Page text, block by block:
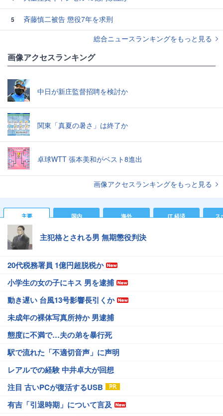
5
斉藤慎二被告 懲役7年を求刑
総合ニュースランキングをもっと見る
画像アクセスランキング
中日が新庄監督招聘を検討か
関東「真夏の暑さ」は終了か
卓球WTT 張本美和がベスト8進出
画像アクセスランキングをもっと見る
主要 国内 海外 IT 経済 ス
主犯格とされる男 無期懲役判決
20代税務署員 1億円超脱税か
小学生の女の子にキス 男を逮捕
動き遅い 台風13号影響長引くか
未成年の裸体写真所持か 男逮捕
態度に不満で…夫の弟を暴行死
駅で流れた「不適切音声」に声明
レアルでの経験 中井卓大が回想
注目 古いPCが復活するUSB
有吉「引退時期」について言及